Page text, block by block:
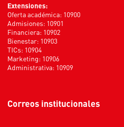
Extensiones:
Oferta académica: 10900
Admisiones: 10901
Financiera: 10902
Bienestar: 10903
TICs: 10904
Marketing: 10906
Administrativa: 10909
Correos institucionales